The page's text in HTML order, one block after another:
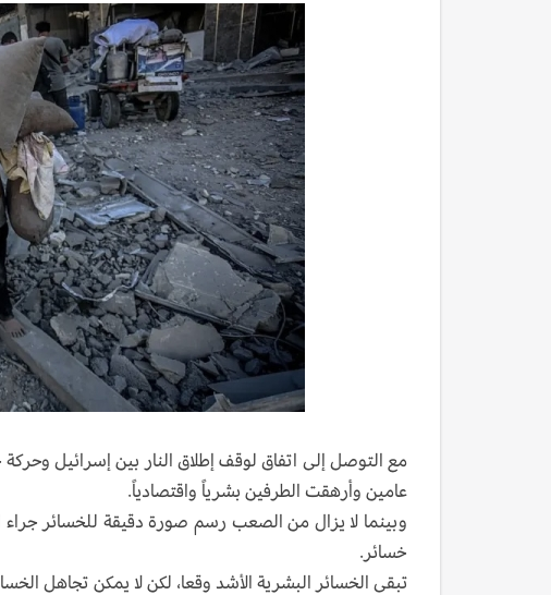
مع التوصل إلى اتفاق لوقف إطلاق النار بين إسرائيل
عامين وأرهقت الطرفين بشرياً واقتصادياً.
وبينما لا يزال من الصعب رسم صورة دقيقة للخسائر جراء
خسائر.
تبقى الخسائر البشرية الأشد وقعا، لكن لا يمكن تجاهل